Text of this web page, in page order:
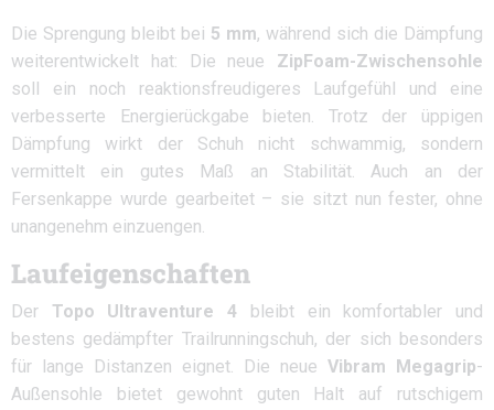
Die Sprengung bleibt bei 5 mm, während sich die Dämpfung
weiterentwickelt hat: Die neue ZipFoam-Zwischensohle
soll ein noch reaktionsfreudigeres Laufgefühl und eine
verbesserte Energierückgabe bieten. Trotz der üppigen
Dämpfung wirkt der Schuh nicht schwammig, sondern
vermittelt ein gutes Maß an Stabilität. Auch an der
Fersenkappe wurde gearbeitet – sie sitzt nun fester, ohne
unangenehm einzuengen.
Laufeigenschaften
Der Topo Ultraventure 4 bleibt ein komfortabler und
bestens gedämpfter Trailrunningschuh, der sich besonders
für lange Distanzen eignet. Die neue Vibram Megagrip-
Außensohle bietet gewohnt guten Halt auf rutschigem